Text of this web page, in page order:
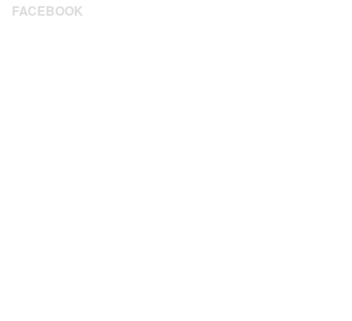
FACEBOOK